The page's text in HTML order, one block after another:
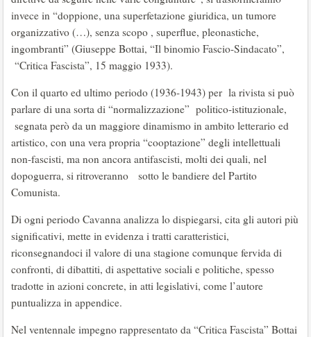
invece in “doppione, una superfetazione giuridica, un tumore
organizzativo (…), senza scopo , superflue, pleonastiche,
ingombranti” (Giuseppe Bottai, “Il binomio Fascio-Sindacato”,
“Critica Fascista”, 15 maggio 1933).
Con il quarto ed ultimo periodo (1936-1943) per la rivista si può
parlare di una sorta di “normalizzazione” politico-istituzionale,
segnata però da un maggiore dinamismo in ambito letterario ed
artistico, con una vera propria “cooptazione” degli intellettuali
non-fascisti, ma non ancora antifascisti, molti dei quali, nel
dopoguerra, si ritroveranno sotto le bandiere del Partito
Comunista.
Di ogni periodo Cavanna analizza lo dispiegarsi, cita gli autori più
significativi, mette in evidenza i tratti caratteristici,
riconsegnandoci il valore di una stagione comunque fervida di
confronti, di dibattiti, di aspettative sociali e politiche, spesso
tradotte in azioni concrete, in atti legislativi, come l’autore
puntualizza in appendice.
Nel ventennale impegno rappresentato da “Critica Fascista” Bottai